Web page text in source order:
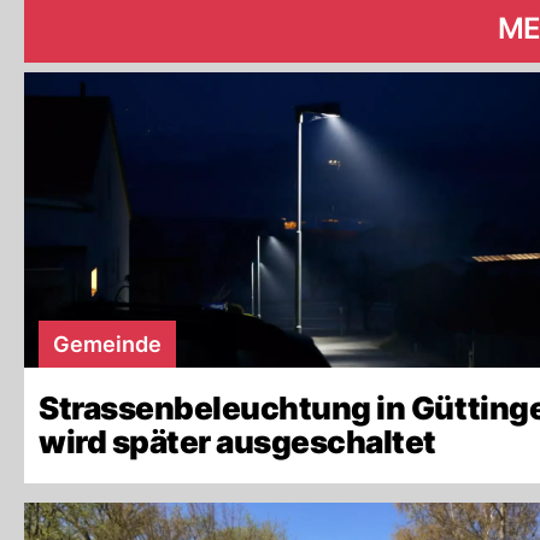
Gemeinde
Strassenbeleuchtung in
wird später ausgeschaltet